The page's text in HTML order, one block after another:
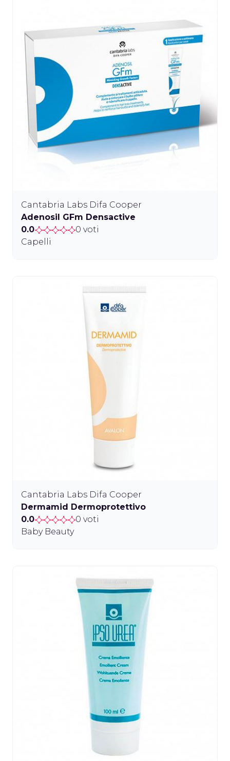
Cantabria Labs Difa Cooper
Adenosil GFm Densactive
0.0
0 voti
Capelli
Cantabria Labs Difa Cooper
Dermamid Dermoprotettivo
0.0
0 voti
Baby Beauty